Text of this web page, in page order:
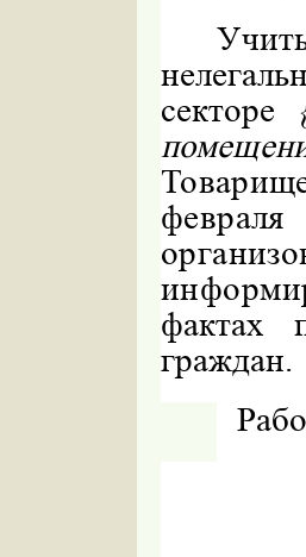
секторе
фактах
граждан.